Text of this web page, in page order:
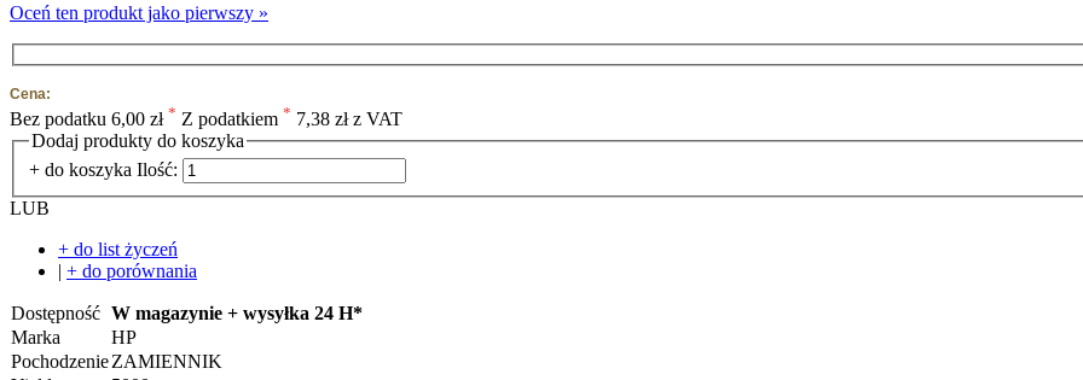
Oceń ten produkt jako pierwszy »
Cena:
Bez podatku 6,00 zł * Z podatkiem * 7,38 zł z VAT
Dodaj produkty do koszyka
+ do koszyka Ilość:
LUB
+ do list życzeń
| + do porównania
Dostępność W magazynie + wysyłka 24 H*
Marka
HP
PochodzenieZAMIENNIK